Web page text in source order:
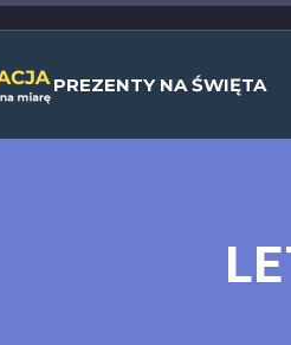
PREZENTY NA ŚWIĘTA